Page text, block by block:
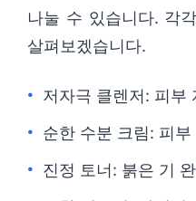
나눌 수 있습니다. 각
살펴보겠습니다.
저자극 클렌저: 피부
순한 수분 크림: 피
진정 토너: 붉은 기